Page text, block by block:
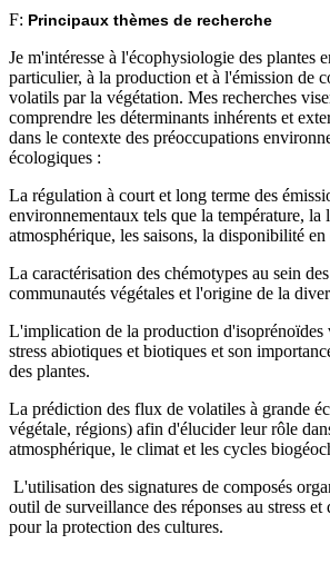
F: Principaux thèmes de recherche
Je m'intéresse à l'écophysiologie des plantes
particulier, à la production et à l'émission de
volatils par la végétation. Mes recherches
comprendre les déterminants inhérents et
dans le contexte des préoccupations
écologiques :
La régulation à court et long terme des
environnementaux tels que la température, la
atmosphérique, les saisons, la disponibilité
La caractérisation des chémotypes au sein
communautés végétales et l'origine de la
L'implication de la production d'isoprénoïdes
stress abiotiques et biotiques et son
des plantes.
La prédiction des flux de volatiles à grande
végétale, régions) afin d'élucider leur rôle
atmosphérique, le climat et les cycles
L'utilisation des signatures de composés
outil de surveillance des réponses au stress et
pour la protection des cultures.